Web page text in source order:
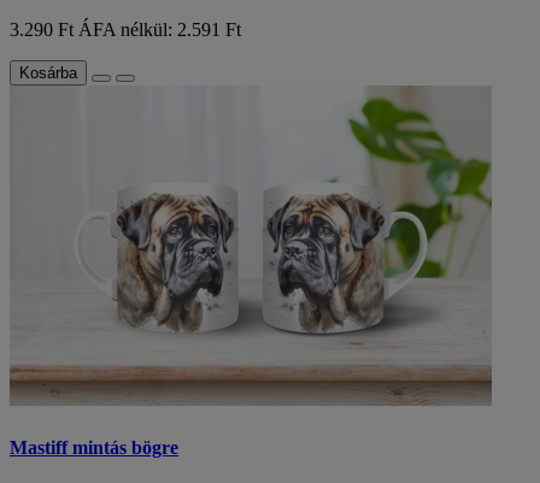
3.290 Ft ÁFA nélkül: 2.591 Ft
Kosárba
Mastiff mintás bögre